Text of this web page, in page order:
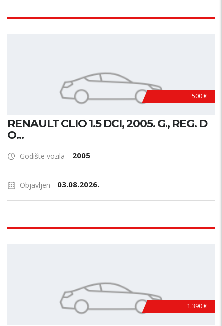
500 €
RENAULT CLIO 1.5 DCI, 2005. G., REG. D
O...
Godište vozila 2005
Objavljen 03.08.2026.
1.390 €